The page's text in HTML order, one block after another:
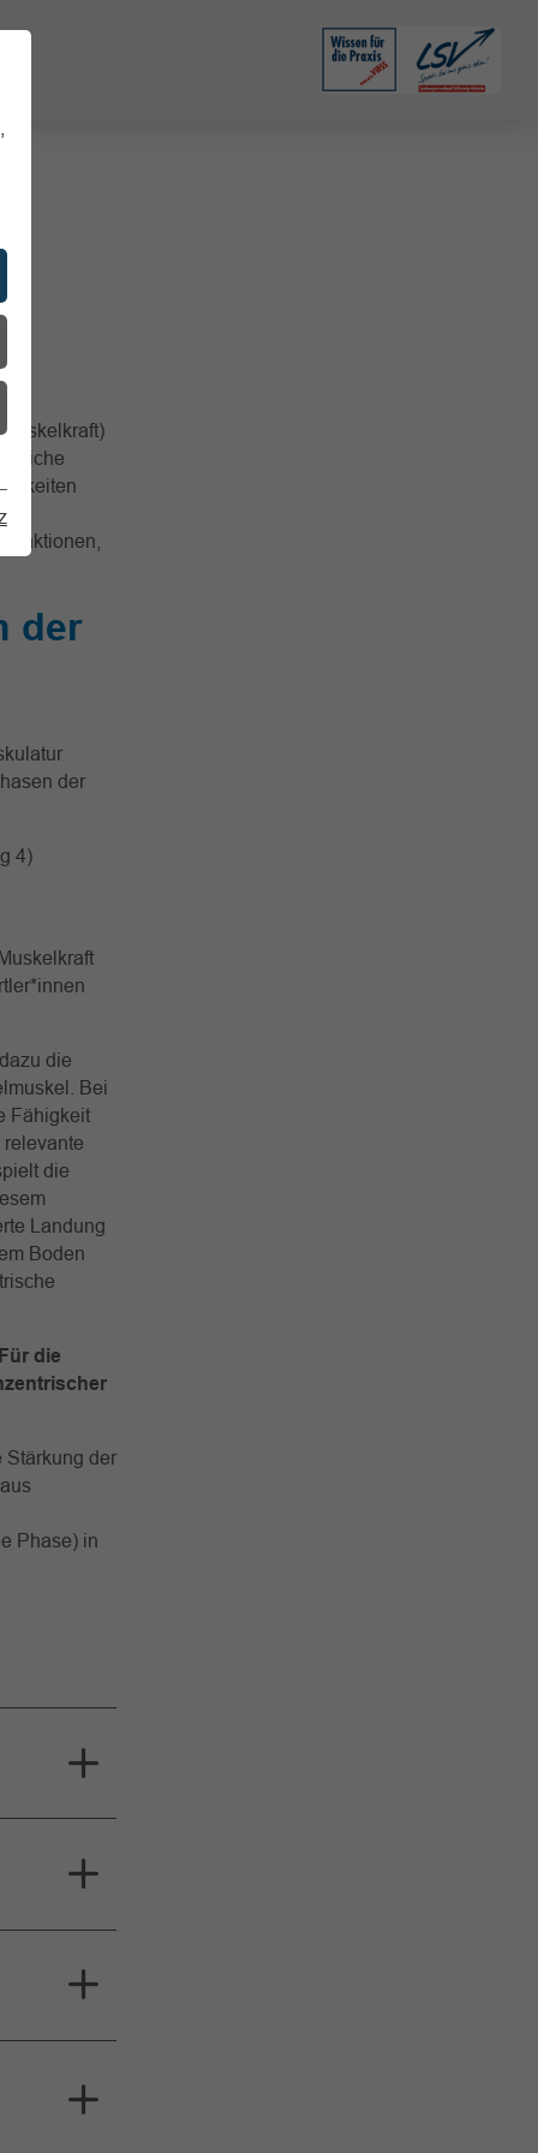
der
der
4)
die
Bei
Fähigkeit
die
Landung
Boden
Für die
Stärkung der
Phase) in